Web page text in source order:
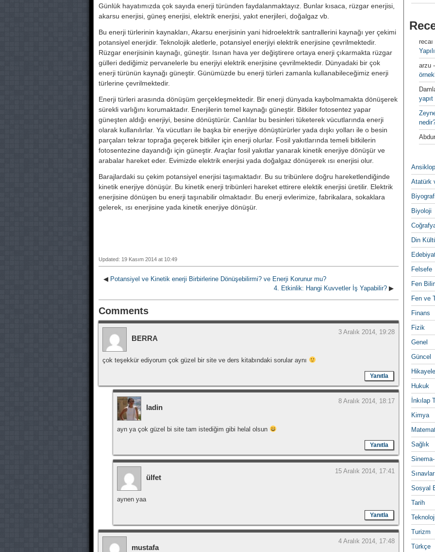
Günlük hayatımızda çok sayıda enerji türünden faydalanmaktayız. Bunlar kısaca, rüzgar enerjisi,
akarsu enerjisi, güneş enerjisi, elektrik enerjisi, yakıt enerjileri, doğalgaz vb.
Bu enerji türlerinin kaynakları, Akarsu enerjisinin yani hidroelektrik santrallerini kaynağı yer çekimi
potansiyel enerjidir. Teknolojik aletlerle, potansiyel enerjiyi elektrik enerjisine çevrilmektedir.
Rüzgar enerjisinin kaynağı, güneştir. Isınan hava yer değiştirere ortaya enerji çıkarmakta rüzgar
gülleri dediğimiz pervanelerle bu enerjiyi elektrik enerjisine çevrilmektedir. Dünyadaki bir çok
enerji türünün kaynağı güneştir. Günümüzde bu enerji türleri zamanla kullanabileceğimiz enerji
türlerine çevrilmektedir.
Enerji türleri arasında dönüşüm gerçekleşmektedir. Bir enerji dünyada kaybolmamakta dönüşerek
sürekli varlığını korumaktadır. Enerjilerin temel kaynağı güneştir. Bitkiler fotosentez yapar
güneşten aldığı enerjiyi, besine dönüştürür. Canlılar bu besinleri tüketerek vücutlarında enerji
olarak kullanılırlar. Ya vücutları ile başka bir enerjiye dönüştürürler yada dışkı yolları ile o besin
parçaları tekrar toprağa geçerek bitkiler için enerji olurlar. Fosil yakıtlarında temeli bitkilerin
fotosentezine dayandığı için güneştir. Araçlar fosil yakıtlar yanarak kinetik enerjiye dönüşür ve
arabalar hareket eder. Evimizde elektrik enerjisi yada doğalgaz dönüşerek ısı enerjisi olur.
Barajlardaki su çekim potansiyel enerjisi taşımaktadır. Bu su tribünlere doğru hareketlendiğinde
kinetik enerjiye dönüşür. Bu kinetik enerji tribünleri hareket ettirere elektik enerjisi üretilir. Elektrik
enerjisine dönüşen bu enerji taşınabilir olmaktadır. Bu enerji evlerimize, fabrikalara, sokaklara
gelerek, ısı enerjisine yada kinetik enerjiye dönüşür.
Updated: 19 Kasım 2014 at 10:49
◀ Potansiyel ve Kinetik enerji Birbirlerine Dönüşebilirmi? ve Enerji Korunur mu?
4. Etkinlik: Hangi Kuvvetler İş Yapabilir? ▶
Comments
BERRA
3 Aralık 2014, 19:28
çok teşekkür ediyorum çok güzel bir site ve ders kitabındaki sorular aynı
Yanıtla
ladin
8 Aralık 2014, 18:17
ayn ya çok güzel bi site tam istediğim gibi helal olsun
Yanıtla
ülfet
15 Aralık 2014, 17:41
aynen yaa
Yanıtla
mustafa
4 Aralık 2014, 17:48
arzu
Atatürk
Biyoloji
Din
Felsefe
Fen
Fen ve
Finans
Fizik
Genel
Güncel
Hukuk
İnkılap
Kimya
Sağlık
Sınavlar
Sosyal
Tarih
Turizm
Türkçe